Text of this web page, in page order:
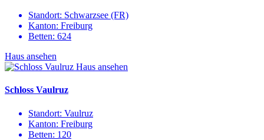
Standort: Schwarzsee (FR)
Kanton: Freiburg
Betten: 624
Haus ansehen
Haus ansehen
Schloss Vaulruz
Standort: Vaulruz
Kanton: Freiburg
Betten: 120